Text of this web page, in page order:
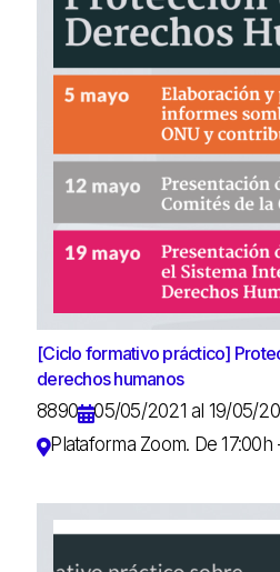
[Ciclo formativo práctico]
derechos humanos
8890
05/05/2021 al 19/05/
Plataforma Zoom. De 17:00h